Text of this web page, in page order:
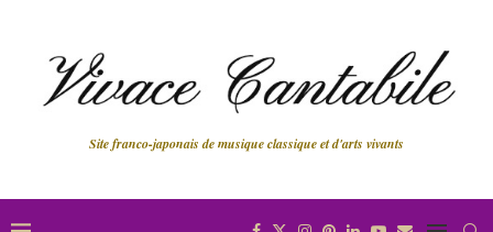
Site franco-japonais de musique classique et d'arts vivants